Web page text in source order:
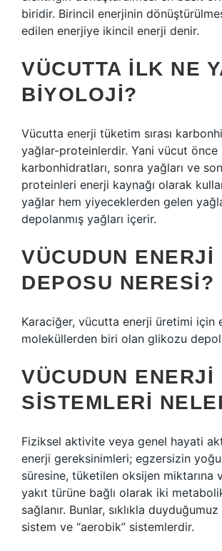
biridir. Birincil enerjinin
edilen enerjiye ikincil enerji denir.
VÜCUTTA ILK NE
BIYOLOJI?
Vücutta enerji tüketim sırası
yağlar-proteinlerdir. Yani vücut önce
karbonhidratları, sonra yağları ve
proteinleri enerji kaynağı olarak
yağlar hem yiyeceklerden gelen
depolanmış yağları içerir.
VÜCUDUN ENERJI
DEPOSU NERESI?
Karaciğer, vücutta enerji üretimi için
moleküllerden biri olan glikozu
VÜCUDUN ENERJI
SISTEMLERI
Fiziksel aktivite veya genel hayati
enerji gereksinimleri; egzersizin
süresine, tüketilen oksijen miktarına
yakıt türüne bağlı olarak iki
sağlanır. Bunlar, sıklıkla
sistem ve “aerobik” sistemlerdir.